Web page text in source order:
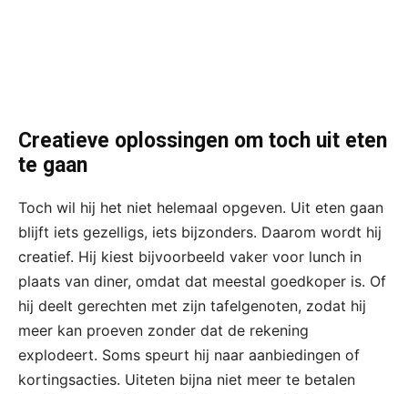
Creatieve oplossingen om toch uit eten
te gaan
Toch wil hij het niet helemaal opgeven. Uit eten gaan
blijft iets gezelligs, iets bijzonders. Daarom wordt hij
creatief. Hij kiest bijvoorbeeld vaker voor lunch in
plaats van diner, omdat dat meestal goedkoper is. Of
hij deelt gerechten met zijn tafelgenoten, zodat hij
meer kan proeven zonder dat de rekening
explodeert. Soms speurt hij naar aanbiedingen of
kortingsacties. Uiteten bijna niet meer te betalen